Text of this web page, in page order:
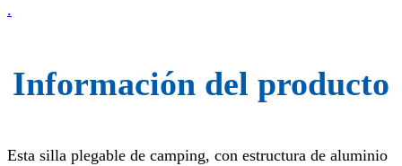
.
Información del producto
Esta silla plegable de camping, con estructura de aluminio